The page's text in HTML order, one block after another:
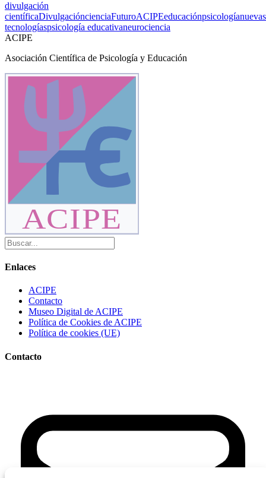
divulgación
científicaDivulgacióncienciaFuturoACIPEeducaciónpsicologíanuevas
tecnologíaspsicología educativaneurociencia
ACIPE
Asociación Científica de Psicología y Educación
ACIPE
Enlaces
ACIPE
Contacto
Museo Digital de ACIPE
Política de Cookies de ACIPE
Política de cookies (UE)
Contacto